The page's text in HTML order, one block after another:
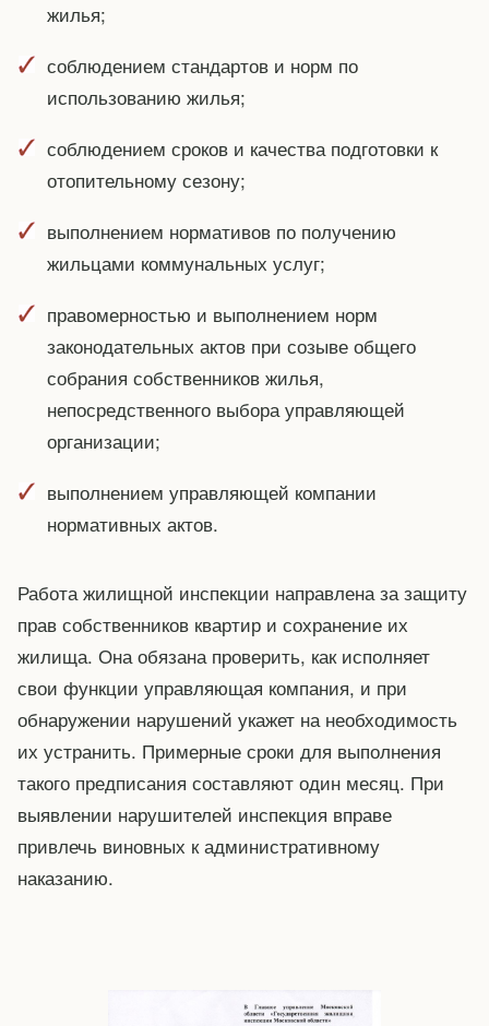
жилья;
соблюдением стандартов и норм по
использованию жилья;
соблюдением сроков и качества подготовки к
отопительному сезону;
выполнением нормативов по получению
жильцами коммунальных услуг;
правомерностью и выполнением норм
законодательных актов при созыве общего
собрания собственников жилья,
непосредственного выбора управляющей
организации;
выполнением управляющей компании
нормативных актов.
Работа жилищной инспекции направлена за защиту
прав собственников квартир и сохранение их
жилища. Она обязана проверить, как исполняет
свои функции управляющая компания, и при
обнаружении нарушений укажет на необходимость
их устранить. Примерные сроки для выполнения
такого предписания составляют один месяц. При
выявлении нарушителей инспекция вправе
привлечь виновных к административному
наказанию.